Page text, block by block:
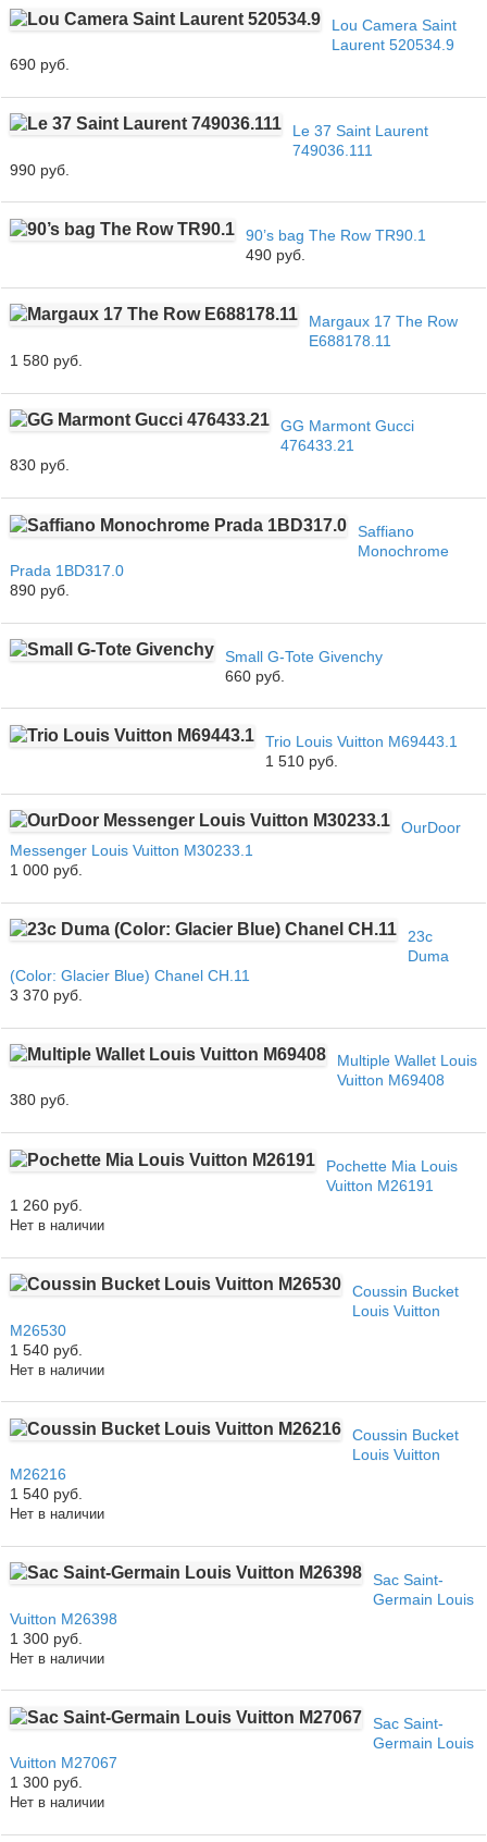
Lou Camera Saint
Laurent 520534.9
690 руб.
Le 37 Saint Laurent
749036.111
990 руб.
90’s bag The Row TR90.1
490 руб.
Margaux 17 The Row
E688178.11
1 580 руб.
GG Marmont Gucci
476433.21
830 руб.
Saffiano
Monochrome
Prada 1BD317.0
890 руб.
Small G-Tote Givenchy
660 руб.
Trio Louis Vuitton M69443.1
1 510 руб.
OurDoor
Messenger Louis Vuitton M30233.1
1 000 руб.
23c
Duma
(Color: Glacier Blue) Chanel CH.11
3 370 руб.
Multiple Wallet Louis
Vuitton M69408
380 руб.
Pochette Mia Louis
Vuitton M26191
1 260 руб.
Нет в наличии
Coussin Bucket
Louis Vuitton
M26530
1 540 руб.
Нет в наличии
Coussin Bucket
Louis Vuitton
M26216
1 540 руб.
Нет в наличии
Sac Saint-
Germain Louis
Vuitton M26398
1 300 руб.
Нет в наличии
Sac Saint-
Germain Louis
Vuitton M27067
1 300 руб.
Нет в наличии